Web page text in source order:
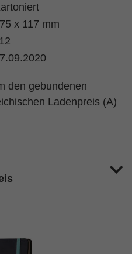
x 117 mm
den gebundenen
Ladenpreis (A)